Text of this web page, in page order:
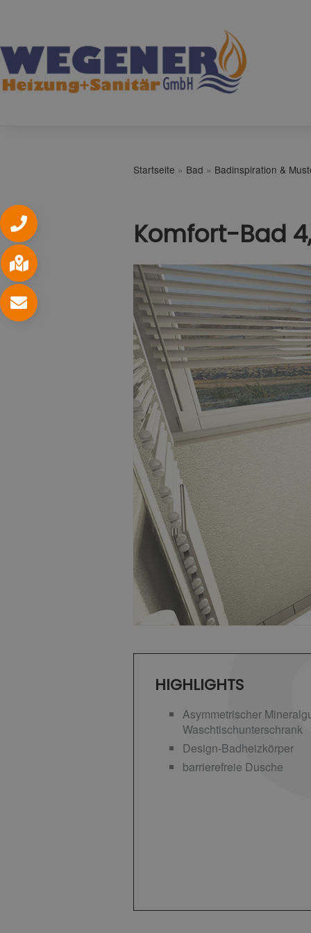
Startseite » Bad » Badinspiration &
Komfort-Bad
HIGHLIGHTS
Asymmetrischer
Waschtischunterschrank
Design-Badheizkörper
barrierefreie Dusche